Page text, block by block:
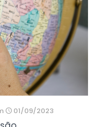
01/09/2023